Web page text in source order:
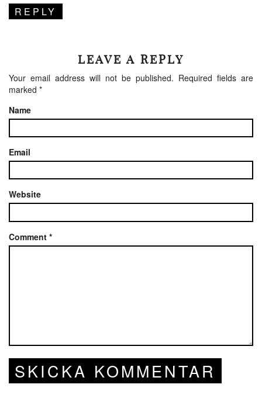
REPLY
LEAVE A REPLY
Your email address will not be published. Required fields are
marked *
Name
Email
Website
Comment *
SKICKA KOMMENTAR